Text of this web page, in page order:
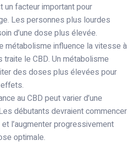
un facteur important pour
Les personnes plus lourdes
d’une dose plus élevée.
métabolisme influence la vitesse à
le CBD. Un métabolisme
des doses plus élevées pour
au CBD peut varier d’une
débutants devraient commencer
l’augmenter progressivement
optimale.